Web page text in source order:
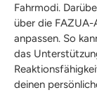
Fahrmodi.
über die FAZUA-
anpassen. So
das
deinen